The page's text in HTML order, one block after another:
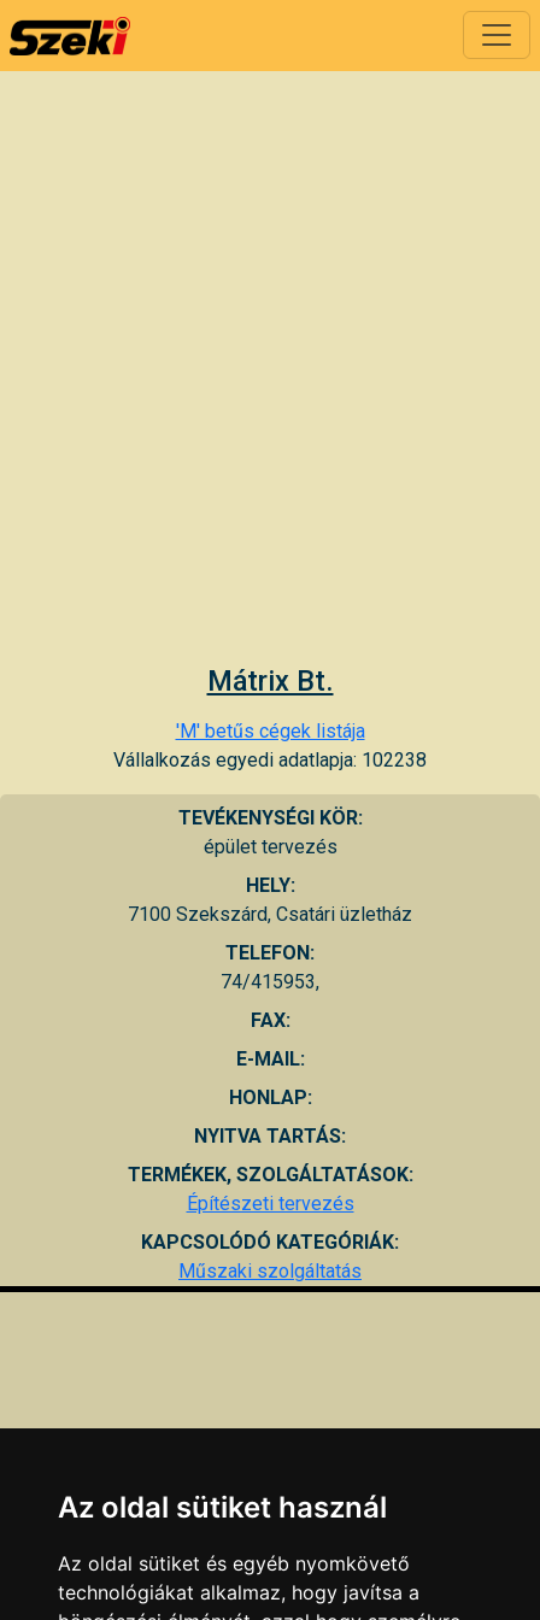
Mátrix Bt.
'M' betűs cégek listája
Vállalkozás egyedi adatlapja: 102238
TEVÉKENYSÉGI KÖR:
épület tervezés
HELY:
7100 Szekszárd, Csatári üzletház
TELEFON:
74/415953,
FAX:
E-MAIL:
HONLAP:
NYITVA TARTÁS:
TERMÉKEK, SZOLGÁLTATÁSOK:
Építészeti tervezés
KAPCSOLÓDÓ KATEGÓRIÁK:
Műszaki szolgáltatás
Az oldal sütiket használ
Az oldal sütiket és egyéb nyomkövető
technológiákat alkalmaz, hogy javítsa a